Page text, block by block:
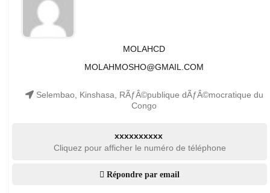
MOLAHCD
MOLAHMOSHO@GMAIL.COM
Selembao, Kinshasa, RÃƒÂ©publique dÃƒÂ©mocratique du
Congo
xxxxxxxxxx
Cliquez pour afficher le numéro de téléphone
Répondre par email